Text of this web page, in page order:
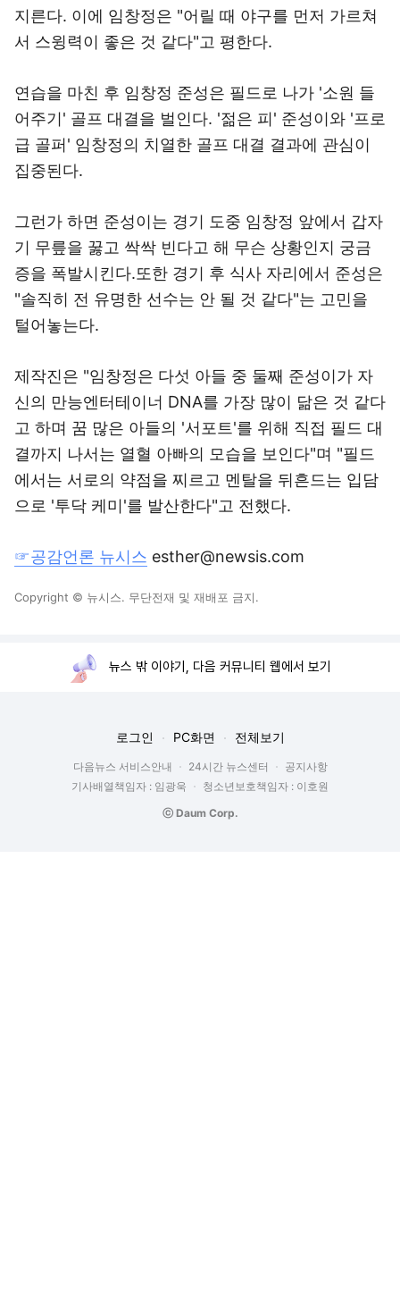
지른다. 이에 임창정은 "어릴 때 야구를 먼저 가르쳐
서 스윙력이 좋은 것 같다"고 평한다.
연습을 마친 후 임창정 준성은 필드로 나가 '소원 들
어주기' 골프 대결을 벌인다. '젊은 피' 준성이와 '프로
급 골퍼' 임창정의 치열한 골프 대결 결과에 관심이
집중된다.
그런가 하면 준성이는 경기 도중 임창정 앞에서 갑자
기 무릎을 꿇고 싹싹 빈다고 해 무슨 상황인지 궁금
증을 폭발시킨다.또한 경기 후 식사 자리에서 준성은
"솔직히 전 유명한 선수는 안 될 것 같다"는 고민을
털어놓는다.
제작진은 "임창정은 다섯 아들 중 둘째 준성이가 자
신의 만능엔터테이너 DNA를 가장 많이 닮은 것 같다
고 하며 꿈 많은 아들의 '서포트'를 위해 직접 필드 대
결까지 나서는 열혈 아빠의 모습을 보인다"며 "필드
에서는 서로의 약점을 찌르고 멘탈을 뒤흔드는 입담
으로 '투닥 케미'를 발산한다"고 전했다.
☞공감언론 뉴시스 esther@newsis.com
Copyright © 뉴시스. 무단전재 및 재배포 금지.
뉴스 밖 이야기, 다음 커뮤니티 웹에서 보기
로그인 PC화면 전체보기
다음뉴스 서비스안내 24시간 뉴스센터
공지사항
기사배열책임자 : 임광욱
청소년보호책임자 : 이호원
ⓒ Daum Corp.